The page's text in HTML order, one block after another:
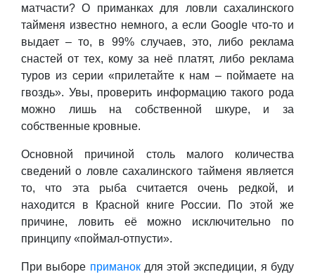
матчасти? О приманках для ловли сахалинского
тайменя известно немного, а если Google что-то и
выдает – то, в 99% случаев, это, либо реклама
снастей от тех, кому за неё платят, либо реклама
туров из серии «прилетайте к нам – поймаете на
гвоздь». Увы, проверить информацию такого рода
можно лишь на собственной шкуре, и за
собственные кровные.
Основной причиной столь малого количества
сведений о ловле сахалинского тайменя является
то, что эта рыба считается очень редкой, и
находится в Красной книге России. По этой же
причине, ловить её можно исключительно по
принципу «поймал-отпусти».
При выборе приманокдля этой экспедиции, я буду